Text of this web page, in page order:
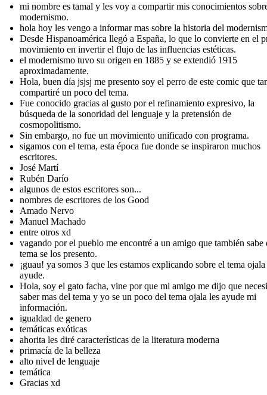
mi nombre es tamal y les voy a compartir mis conocimientos
modernismo.
hola hoy les vengo a informar mas sobre la historia del
Desde Hispanoamérica llegó a España, lo que lo convierte en el
movimiento en invertir el flujo de las influencias estéticas.
el modernismo tuvo su origen en 1885 y se extendió 1915
aproximadamente.
Hola, buen día jsjsj me presento soy el perro de este comic que
compartiré un poco del tema.
Fue conocido gracias al gusto por el refinamiento expresivo, la
búsqueda de la sonoridad del lenguaje y la pretensión de
cosmopolitismo.
Sin embargo, no fue un movimiento unificado con programa.
sigamos con el tema, esta época fue donde se inspiraron muchos
escritores.
José Martí
Rubén Darío
algunos de estos escritores son...
nombres de escritores de los Good
Amado Nervo
Manuel Machado
entre otros xd
vagando por el pueblo me encontré a un amigo que también sabe
tema se los presento.
¡guau! ya somos 3 que les estamos explicando sobre el tema
ayude.
Hola, soy el gato facha, vine por que mi amigo me dijo que
saber mas del tema y yo se un poco del tema ojala les ayude mi
información.
igualdad de genero
temáticas exóticas
ahorita les diré características de la literatura moderna
primacía de la belleza
alto nivel de lenguaje
temática
Gracias xd